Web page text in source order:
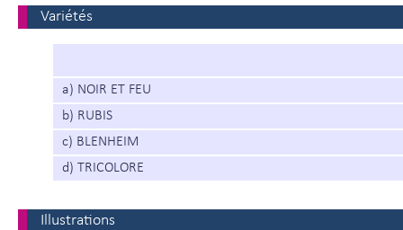
Variétés
a) NOIR ET FEU
b) RUBIS
c) BLENHEIM
d) TRICOLORE
Illustrations